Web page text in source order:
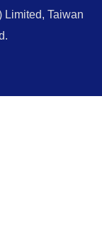
Limited, Taiwan